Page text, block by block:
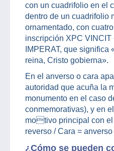
con un cuadrifolio en el
dentro de un cuadrifolio
ornamentado, con
inscripción XPC VINCIT
IMPERAT, que significa
reina, Cristo gobierna».
En el anverso o cara
autoridad que acuña la
monumento en el caso
conmemorativas), y en
motivo principal con
reverso / Cara = anverso
¿Cómo se pueden